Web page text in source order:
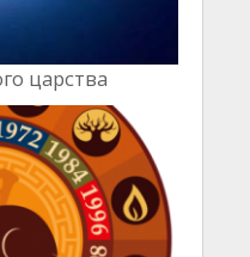
царства